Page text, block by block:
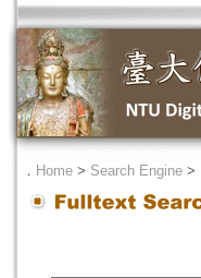
． Home > Search Engine >